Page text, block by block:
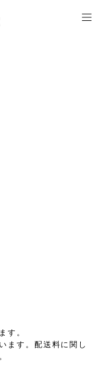
す。
ます。配送料に関し